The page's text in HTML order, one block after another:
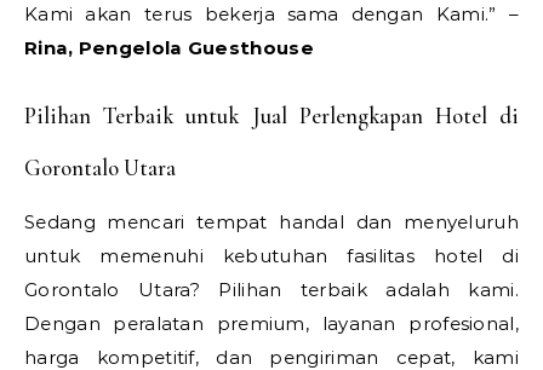
Kami akan terus bekerja sama dengan Kami.” –
Rina, Pengelola Guesthouse
Pilihan Terbaik untuk Jual Perlengkapan Hotel di
Gorontalo Utara
Sedang mencari tempat handal dan menyeluruh
untuk memenuhi kebutuhan fasilitas hotel di
Gorontalo Utara? Pilihan terbaik adalah kami.
Dengan peralatan premium, layanan profesional,
harga kompetitif, dan pengiriman cepat, kami